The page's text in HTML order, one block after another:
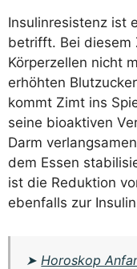
Insulinresistenz ist
betrifft. Bei diesem
Körperzellen nicht
erhöhten
kommt Zimt ins
seine bioaktiven
Darm
dem Essen
ist die Reduktion
ebenfalls zur
➤ Horoskop